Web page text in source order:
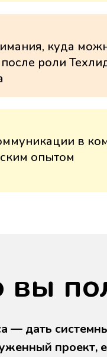
в
опытом
куда
роли
— дать
проект,